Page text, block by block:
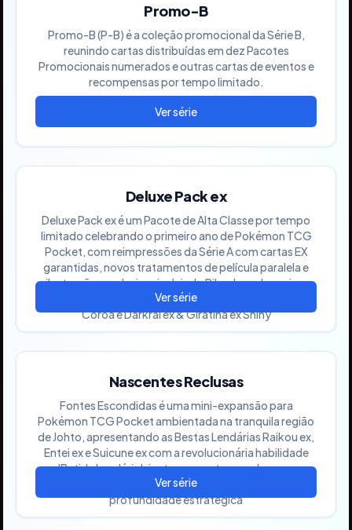
Promo-B
Promo-B (P-B) é a coleção promocional da Série B,
reunindo cartas distribuídas em dez Pacotes
Promocionais numerados e outras cartas de eventos e
recompensas por tempo limitado.
Deluxe Pack ex
Deluxe Pack ex é um Pacote de Alta Classe por tempo
limitado celebrando o primeiro ano de Pokémon TCG
Pocket, com reimpressões da Série A com cartas EX
garantidas, novos tratamentos de película paralela e
ilustrações exclusivas incluindo Pikachu ex Imersivo,
Pesquisa do Professor ilustração completa, Doce Raro
Coroa e Darkrai ex & Giratina ex Shiny
Nascentes Reclusas
Fontes Escondidas é uma mini-expansão para
Pokémon TCG Pocket ambientada na tranquila região
de Johto, apresentando as Bestas Lendárias Raikou ex,
Entei ex e Suicune ex com a revolucionária habilidade
'Batida Lendária', junto com outros poderosos
Pokémon ex e cartas de utilidade que introduzem nova
profundidade estratégica